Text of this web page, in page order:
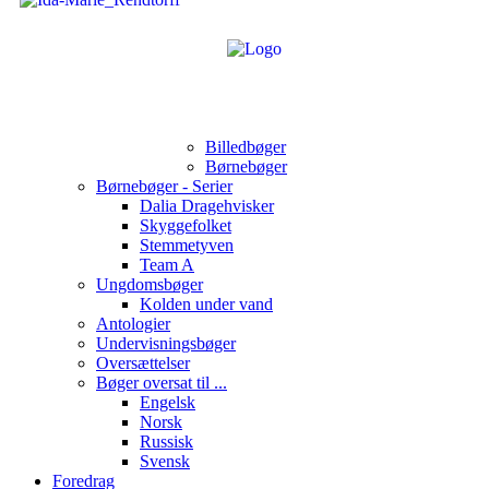
Billedbøger
Børnebøger
Børnebøger - Serier
Dalia Dragehvisker
Skyggefolket
Stemmetyven
Team A
Ungdomsbøger
Kolden under vand
Antologier
Undervisningsbøger
Oversættelser
Bøger oversat til ...
Engelsk
Norsk
Russisk
Svensk
Foredrag